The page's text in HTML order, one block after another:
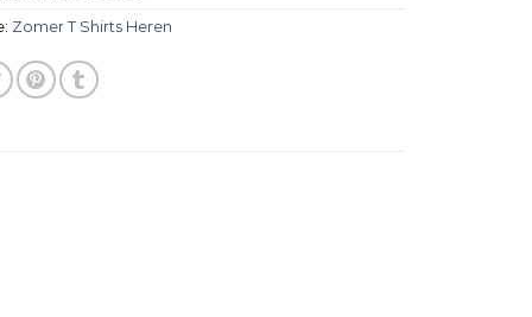
Zomer T Shirts Heren